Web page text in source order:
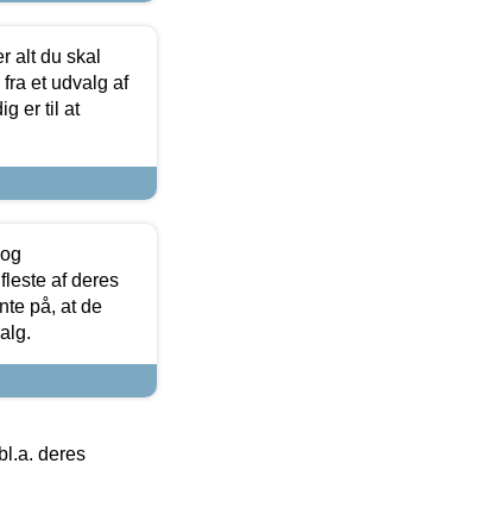
alt du skal
et udvalg af
er til at
af deres
på, at de
deres